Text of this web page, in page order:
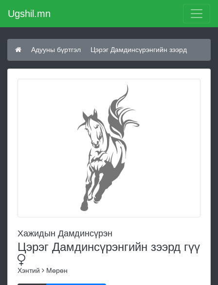
Ugshil.mn
Адууны бүртгэл Цэрэг Дамдинсүрэнгийн зээрд
Хажидын Дамдинсүрэн
Цэрэг Дамдинсүрэнгийн зээрд гүү
Хэнтий Мөрөн